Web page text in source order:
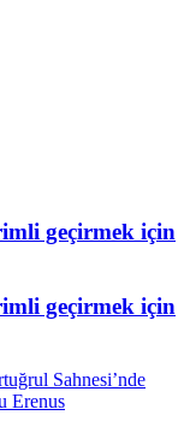
geçirmek için
geçirmek için